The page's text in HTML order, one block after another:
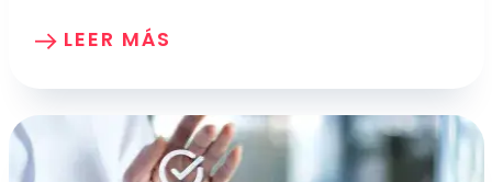
LEER MÁS